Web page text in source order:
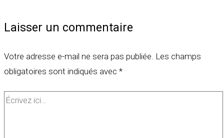
Laisser un commentaire
Votre adresse e-mail ne sera pas publiée. Les champs
obligatoires sont indiqués avec *
Écrivez